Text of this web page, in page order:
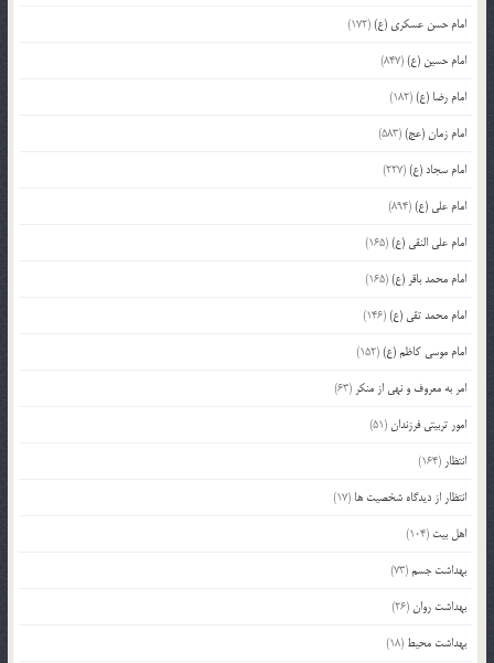
امام حسن عسکری (ع)(172)
امام حسین (ع)(847)
امام رضا (ع)(182)
امام زمان (عج)(583)
امام سجاد (ع)(227)
امام علی (ع)(894)
امام علی النقی (ع)(165)
امام محمد باقر (ع)(165)
امام محمد تقی (ع)(146)
امام موسی کاظم (ع)(152)
امر به معروف و نهی از منکر (63)
امور تربیتی فرزندان(51)
انتظار (164)
انتظار از دیدگاه شخصیت ها (17)
اهل بیت (104)
بهداشت جسم(73)
بهداشت روان(26)
بهداشت محیط (18)